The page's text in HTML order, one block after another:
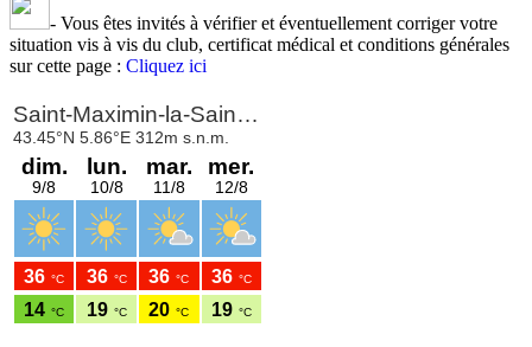
- Vous êtes invités à vérifier et éventuellement corriger votre
situation vis à vis du club, certificat médical et conditions générales
sur cette page : Cliquez ici